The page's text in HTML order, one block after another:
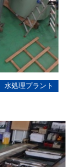
水処理プラント